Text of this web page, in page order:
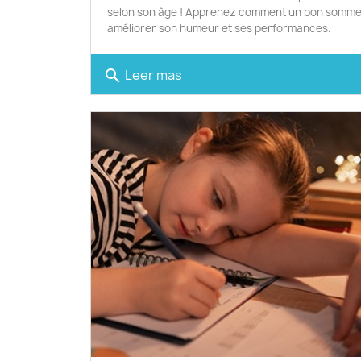
selon son âge ! Apprenez comment un bon
améliorer son humeur et ses performances.
search Leer mas